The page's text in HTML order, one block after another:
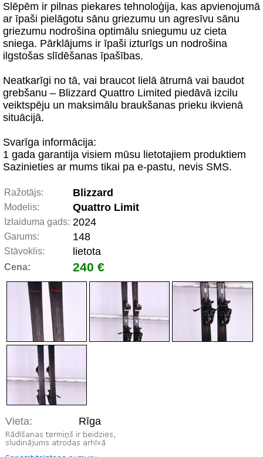
Slēpēm ir pilnas piekares tehnoloģija, kas apvienojumā
ar īpaši pielāgotu sānu griezumu un agresīvu sānu
griezumu nodrošina optimālu sniegumu uz cieta
sniega. Pārklājums ir īpaši izturīgs un nodrošina
ilgstošas slīdēšanas īpašības.
Neatkarīgi no tā, vai braucot lielā ātrumā vai baudot
grebšanu – Blizzard Quattro Limited piedāvā izcilu
veiktspēju un maksimālu braukšanas prieku ikvienā
situācijā.
Svarīga informācija:
1 gada garantija visiem mūsu lietotajiem produktiem
Sazinieties ar mums tikai pa e-pastu, nevis SMS.
Ražotājs: Blizzard
Modelis: Quattro Limit
Izlaiduma gads: 2024
Garums: 148
Stāvoklis: lietota
Cena: 240 €
Vieta: Rīga